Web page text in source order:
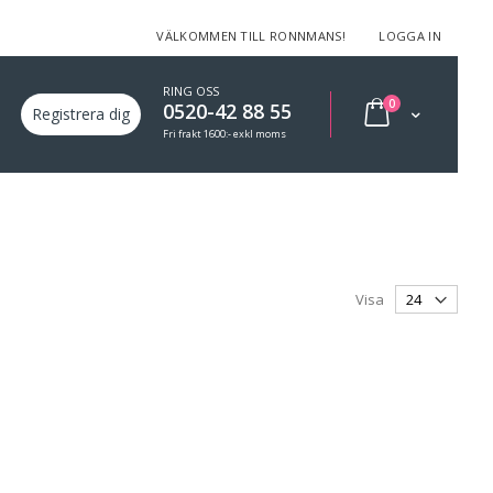
VÄLKOMMEN TILL RONNMANS! LOGGA IN
Min varukorg
0varor
Registrera dig
RING OSS
0520-42 88 55
Fri frakt 1600:- exkl moms
Visa